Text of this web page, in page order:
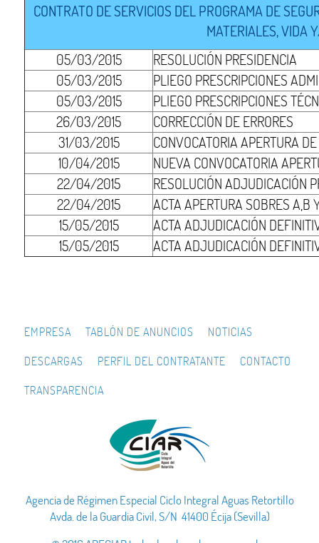
CONTRATO DE SERVICIOS DEL PROGRAMA DE
MATERIALES, VIDA
05/03/2015
RESOLUCIÓN PRESIDENCIA
05/03/2015
PLIEGO PRESCRIPCIONES
05/03/2015
PLIEGO PRESCRIPCIONES
26/03/2015
CORRECCIÓN DE ERRORES
31/03/2015
CONVOCATORIA APERTURA
10/04/2015
NUEVA CONVOCATORIA
22/04/2015
RESOLUCIÓN ADJUDICACIÓN
22/04/2015
ACTA APERTURA SOBRES A,B
15/05/2015
ACTA ADJUDICACIÓN
15/05/2015
ACTA ADJUDICACIÓN
EMPRESA TABLÓN DE ANUNCIOS NOTICIAS
DESCARGAS PERFIL DEL CONTRATANTE CONTACTO
TRANSPARENCIA
Agencia de Régimen Especial Ciclo Integral Aguas Retortillo
Avda. de la Guardia Civil, S/N 41400 Écija (Sevilla)